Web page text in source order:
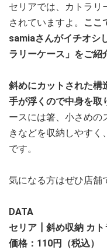
セリアでは、カトラリ
されていますよ。
ここ
samiaさんがイチオシ
ラリーケース」をご紹
斜めにカットされた構
手が浮くので中身を取
ースには箸、小さめの
きなどを収納しやすく
です。
気になる方はぜひ店舗
DATA
セリア┃斜め収納 カト
価格：110円（税込）